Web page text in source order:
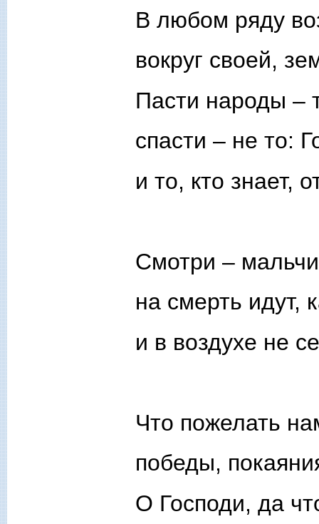
В любом ряду
вокруг своей,
Пасти народы –
спасти – не то:
и то, кто знает,
Смотри –
на смерть идут,
и в воздухе не
Что пожелать
победы,
О Господи, да